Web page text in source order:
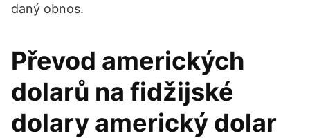
daný obnos.
Převod amerických
dolarů na fidžijské
dolary americký dolar